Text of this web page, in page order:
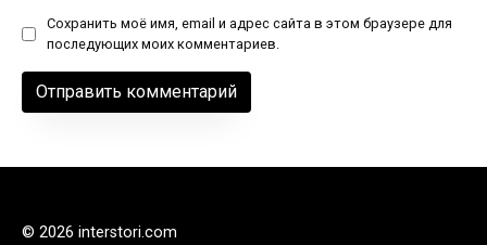
Сохранить моё имя, email и адрес сайта в этом браузере для
последующих моих комментариев.
© 2026 interstori.com